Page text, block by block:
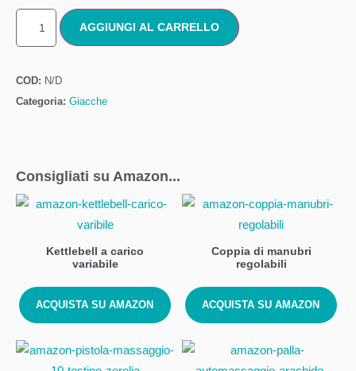
AGGIUNGI AL CARRELLO
COD: N/D
Categoria: Giacche
Consigliati su Amazon...
Kettlebell a carico
variabile
ACQUISTA SU AMAZON
Coppia di manubri
regolabili
ACQUISTA SU AMAZON